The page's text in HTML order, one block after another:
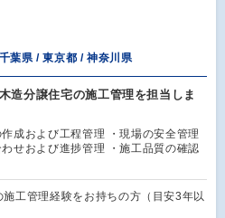
葉県 / 東京都 / 神奈川県
造分譲住宅の施工管理を担当しま
作成および工程管理 ・現場の安全管理
わせおよび進捗管理 ・施工品質の確認
施工管理経験をお持ちの方（目安3年以